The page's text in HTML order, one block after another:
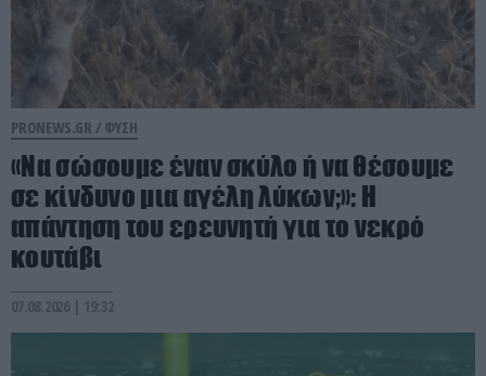
PRONEWS.GR / ΦΥΣΗ
«Να σώσουμε έναν σκύλο ή να θέσουμε
σε κίνδυνο μια αγέλη λύκων;»: Η
απάντηση του ερευνητή για το νεκρό
κουτάβι
07.08.2026 | 19:32